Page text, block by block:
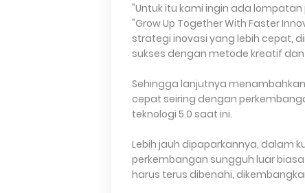
"Untuk itu kami ingin ada
"Grow Up Together With Faster
strategi inovasi yang lebih cepat,
sukses dengan metode kreatif dan
Sehingga lanjutnya
cepat seiring dengan
teknologi 5.0 saat ini.
Lebih jauh dipaparkannya, dalam
perkembangan sungguh luar
harus terus dibenahi,